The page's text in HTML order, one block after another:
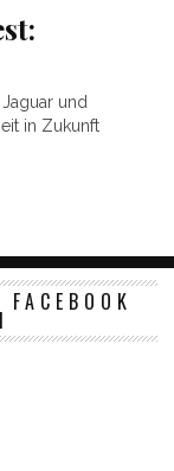
und
in Zukunft